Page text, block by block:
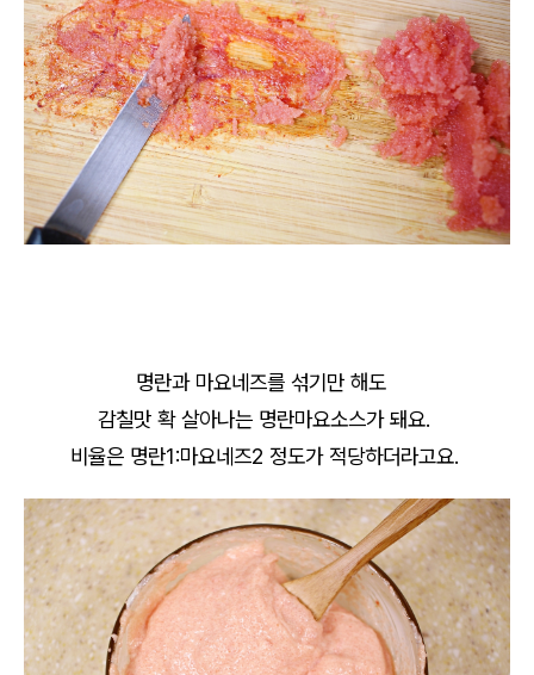
명란과 마요네즈를 섞기만 해도
감칠맛 확 살아나는 명란마요소스가 돼요.
비율은 명란1:마요네즈2 정도가 적당하더라고요.